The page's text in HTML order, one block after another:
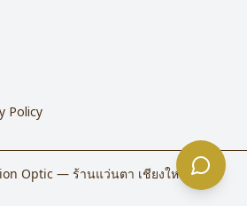
Policy
Optic — ร้านแว่นตา เชียงใหม่